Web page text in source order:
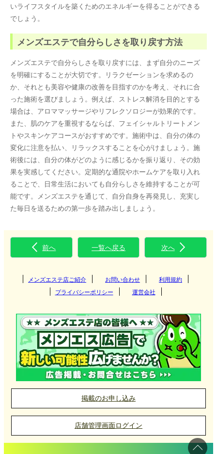
いライフスタイルを築くためのエネルギーを得ることができる
でしょう。
メンズエステで自分らしさを取り戻す方法
メンズエステで自分らしさを取り戻すには、まず自分のニーズ
を明確にすることが大切です。リラクゼーションを求めるの
か、それとも美容や健康の改善を目指すのかを考え、それに合
った施術を選びましょう。例えば、ストレス解消を目的とする
場合は、アロママッサージやリフレクソロジーが効果的です。
また、肌のケアを重視するならば、フェイシャルトリートメン
トやスキンケアコースがおすすめです。施術中は、自分の体の
変化に注意を払い、リラックスすることを心がけましょう。施
術後には、自分の体がどのように感じるかを振り返り、その効
果を実感してください。定期的な通院やホームケアを取り入れ
ることで、日常生活においても自分らしさを維持することが可
能です。メンズエステを通じて、自分自身を再発見し、充実し
た毎日を送るための第一歩を踏み出しましょう。
前へ 一覧へ戻る 次へ
メンズエステ店ご紹介 お問い合わせ
利用規約
プライバシーポリシー
運営会社
掲載のお申し込み
店舗管理画面ログイン